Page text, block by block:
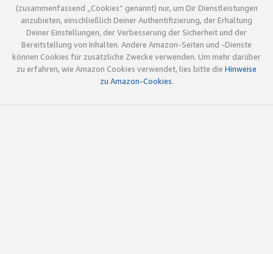
(zusammenfassend „Cookies“ genannt) nur, um Dir Dienstleistungen
anzubieten, einschließlich Deiner Authentifizierung, der Erhaltung
Deiner Einstellungen, der Verbesserung der Sicherheit und der
Bereitstellung von Inhalten. Andere Amazon-Seiten und -Dienste
können Cookies für zusätzliche Zwecke verwenden. Um mehr darüber
zu erfahren, wie Amazon Cookies verwendet, lies bitte die Hinweise
zu Amazon-Cookies.